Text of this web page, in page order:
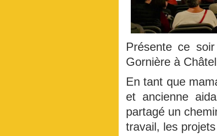
Présente ce
Gornière à
En tant que
et ancienne
partagé un
travail, les